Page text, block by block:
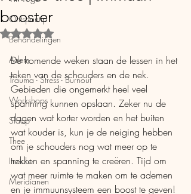
Ontspantip
Behandelingen
Adem
Trauma - Stress - Burnout
Workshops
Slaap
Thee
Inzicht
Meridianen
booster
Beoordeeld met NaN uit 5 sterren.
De komende weken staan de lessen in het
teken van de schouders en de nek.
Gebieden die ongemerkt heel veel
spanning kunnen opslaan. Zeker nu de
dagen wat korter worden en het buiten
wat kouder is, kun je de neiging hebben
om je schouders nog wat meer op te
trekken en spanning te creëren. Tijd om
wat meer ruimte te maken om te ademen
en je immuunsysteem een boost te geven!